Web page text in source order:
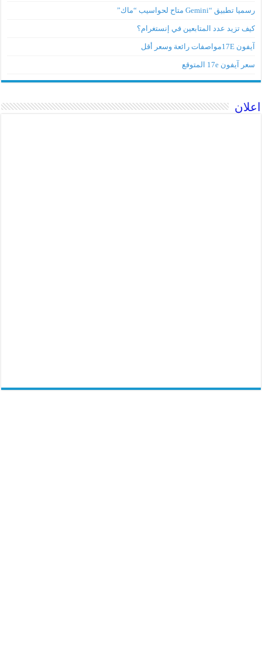
رسميا تطبيق “Gemini متاح لحواسيب “ماك”
كيف تزيد عدد المتابعين في إنستغرام؟
آيفون 17Eمواصفات رائعة وسعر أقل
سعر آيفون 17e المتوقع
اعلان